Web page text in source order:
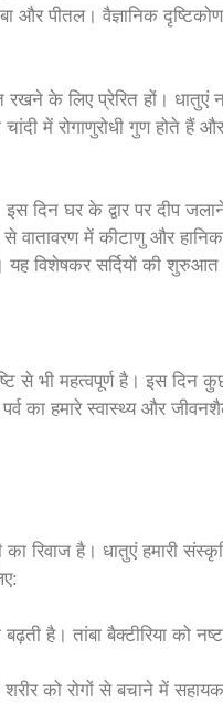
और पीतल। वैज्ञानिक
रखने के लिए प्रेरित हों। धातुएं
में रोगाणुरोधी गुण होते हैं
दिन घर के द्वार पर दीप
वातावरण में कीटाणु और
यह विशेषकर सर्दियों की
से भी महत्वपूर्ण है। इस दिन
का हमारे स्वास्थ्य और
रिवाज है। धातुएं हमारी
बढ़ती है। तांबा बैक्टीरिया को
को रोगों से बचाने में